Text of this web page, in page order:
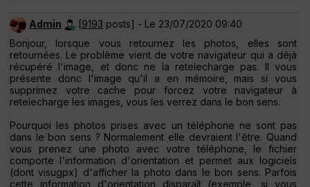
Admin [9193 posts] - Le 23/07/2020 09:40
Bonjour, lorsque vous retournez les photos, elles sont
retournées. Le problème vient de votre navigateur qui a déjà
récupéré l'image, et donc ne la retelecharge pas. Il vous
présente donc l'image qu'il a en mémoire, mais si vous
supprimez votre cache pour forcez votre navigateur à
retelecharge les images, vous les verrez dans le bon sens.
Pourquoi les photos prises avec un téléphone ne sont pas
dans le bon sens ? Normalement elle devraient l'être. Quand
vous prenez une photo avec votre téléphone, le fichier
comporte l'information d'orientation et permet aux logiciels
(dont visugpx) d'afficher la photo dans le bon sens. Parfois
cette information d'orientation disparaît (exemple, si vous